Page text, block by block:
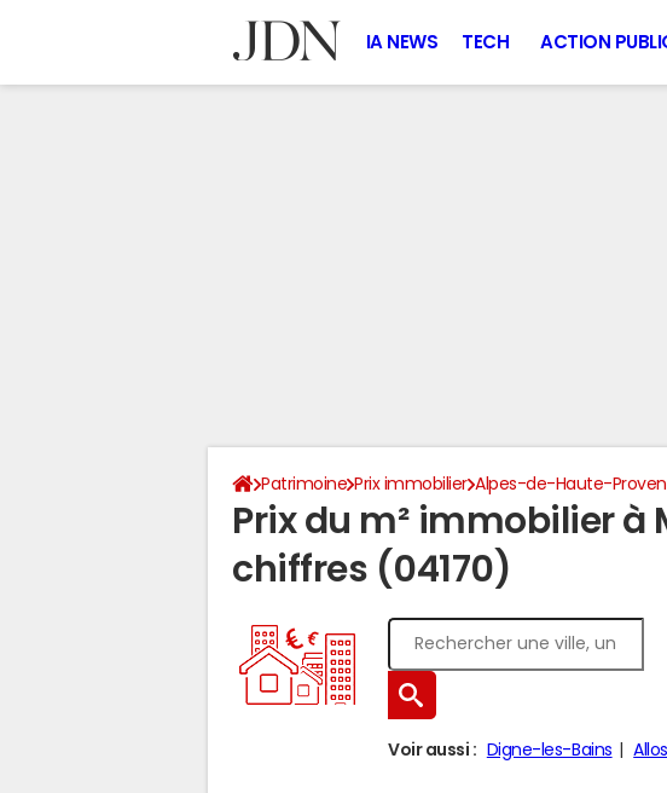
IA NEWS TECH ACTION
Patrimoine Prix immobilier Alpes-de-Haute-
Prix du m² immobilier à
chiffres (04170)
Voir aussi : Digne-les-Bains Allos